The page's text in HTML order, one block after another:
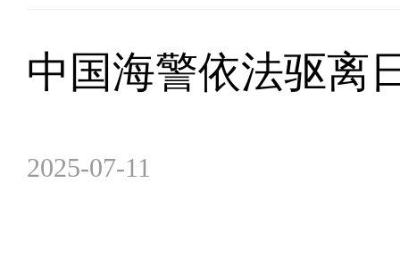
中国海警依法驱离
2025-07-11